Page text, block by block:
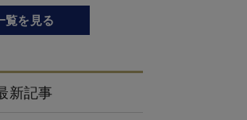
覧を見る
新記事